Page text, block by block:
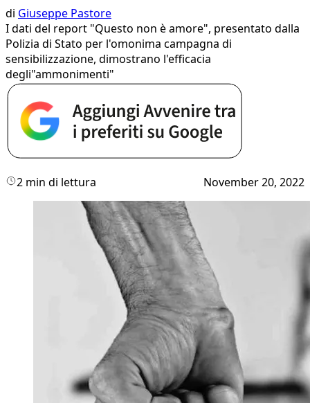
di Giuseppe Pastore
I dati del report "Questo non è amore", presentato dalla
Polizia di Stato per l'omonima campagna di
sensibilizzazione, dimostrano l'efficacia
degli"ammonimenti"
2 min di lettura November 20, 2022